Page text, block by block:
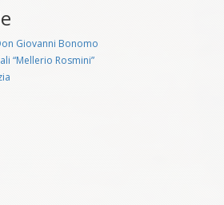
Giovanni Bonomo
“Mellerio Rosmini”